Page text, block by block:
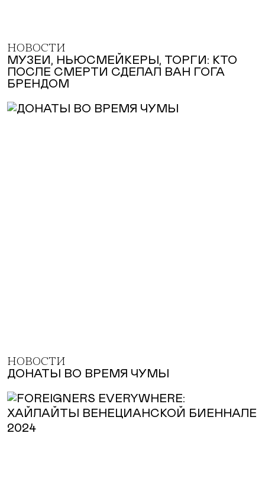
НОВОСТИ
МУЗЕИ, НЬЮСМЕЙКЕРЫ, ТОРГИ: КТО
ПОСЛЕ СМЕРТИ СДЕЛАЛ ВАН ГОГА
БРЕНДОМ
НОВОСТИ
ДОНАТЫ ВО ВРЕМЯ ЧУМЫ